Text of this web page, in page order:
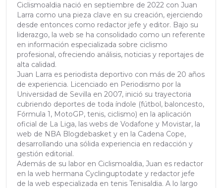
Ciclismoaldia nació en septiembre de 2022 con Juan
Larra como una pieza clave en su creación, ejerciendo
desde entonces como redactor jefe y editor. Bajo su
liderazgo, la web se ha consolidado como un referente
en información especializada sobre ciclismo
profesional, ofreciendo análisis, noticias y reportajes de
alta calidad.
Juan Larra es periodista deportivo con más de 20 años
de experiencia. Licenciado en Periodismo por la
Universidad de Sevilla en 2007, inició su trayectoria
cubriendo deportes de toda índole (fútbol, baloncesto,
Fórmula 1, MotoGP, tenis, ciclismo) en la aplicación
oficial de La Liga, las webs de Vodafone y Movistar, la
web de NBA Blogdebasket y en la Cadena Cope,
desarrollando una sólida experiencia en redacción y
gestión editorial.
Además de su labor en Ciclismoaldia, Juan es redactor
en la web hermana Cyclinguptodate y redactor jefe
de la web especializada en tenis Tenisaldia. A lo largo